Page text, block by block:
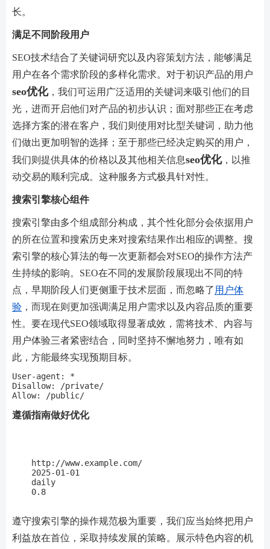
长。
满足不同阶段用户
SEO技术结合了关键词研究以及内容策划方法，能够满足
用户在各个需求阶段的多样化需求。对于初识产品的用户
seo优化，我们可运用广泛适用的关键词来吸引他们的目
光，进而开启他们对产品的初步认识；面对那些正在考虑
选择方案的潜在客户，我们则使用对比型关键词，助力他
们做出更加明智的选择；至于那些已经决定购买的用户，
我们则提供具体的价格以及其他相关信息seo优化，以推
动交易的顺利完成。这种服务方式极具针对性。
搜索引擎核心组件
搜索引擎由多个组成部分构成，其个性化部分会依据用户
的所在位置和搜索历史来对搜索结果作出相应的调整。搜
索引擎的核心算法的每一次更新都会对SEO的操作方法产
生持续的影响。SEO在不同的发展阶段展现出不同的特
点，早期阶段人们更侧重于技术层面，而忽略了 用户体
验 ，而现在则更加强调满足用户需求以及内容品质的重要
性。要在现代SEO领域取得显著成效，需将技术、内容与
用户体验三者紧密结合，同时坚持不懈地努力，唯有如
此，方能最终实现预期目标。
User-agent: *
Disallow: /private/
Allow: /public/
遵循指南做好优化
http://www.example.com/
2025-01-01
daily
0.8
遵守搜索引擎的操作规范极为重要，我们应当始终把用户
利益放在首位，采取持续发展的策略。展示特色内容的机